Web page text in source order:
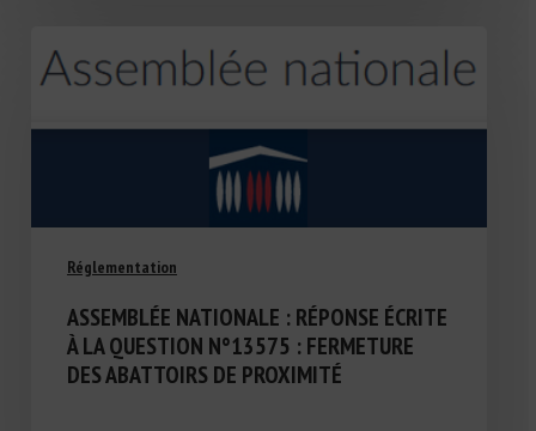
Réglementation
ASSEMBLÉE NATIONALE : RÉPONSE ÉCRITE
À LA QUESTION N°13575 : FERMETURE
DES ABATTOIRS DE PROXIMITÉ